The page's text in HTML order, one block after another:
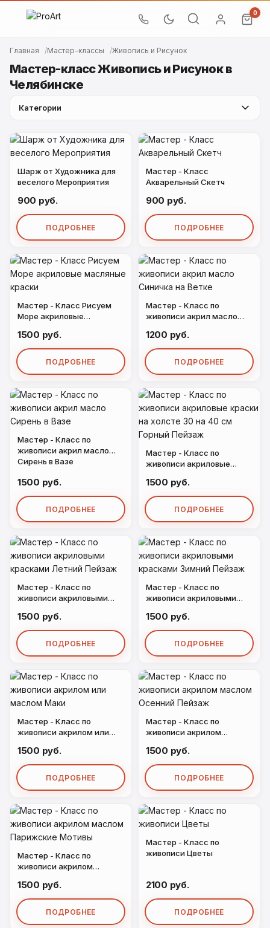
0
Главная Мастер-классы Живопись и Рисунок
Мастер-класс Живопись и Рисунок в
Челябинске
Категории
Шарж от Художника для
веселого Мероприятия
900 руб.
ПОДРОБНЕЕ
Мастер - Класс
Акварельный Скетч
900 руб.
ПОДРОБНЕЕ
Мастер - Класс Рисуем
Море акриловые
1500 руб.
ПОДРОБНЕЕ
Мастер - Класс по
живописи акрил масло
1200 руб.
ПОДРОБНЕЕ
Мастер - Класс по
живописи акрил масло
Сирень в Вазе
1500 руб.
ПОДРОБНЕЕ
Мастер - Класс по
живописи акриловые
см Горный Пейзаж
1500 руб.
ПОДРОБНЕЕ
Мастер - Класс по
живописи акриловыми
1500 руб.
ПОДРОБНЕЕ
Мастер - Класс по
живописи акриловыми
1500 руб.
ПОДРОБНЕЕ
Мастер - Класс по
живописи акрилом или
1500 руб.
ПОДРОБНЕЕ
Мастер - Класс по
живописи акрилом
1500 руб.
ПОДРОБНЕЕ
Мастер - Класс по
живописи акрилом
Мотивы
1500 руб.
ПОДРОБНЕЕ
Мастер - Класс по
живописи Цветы
2100 руб.
ПОДРОБНЕЕ